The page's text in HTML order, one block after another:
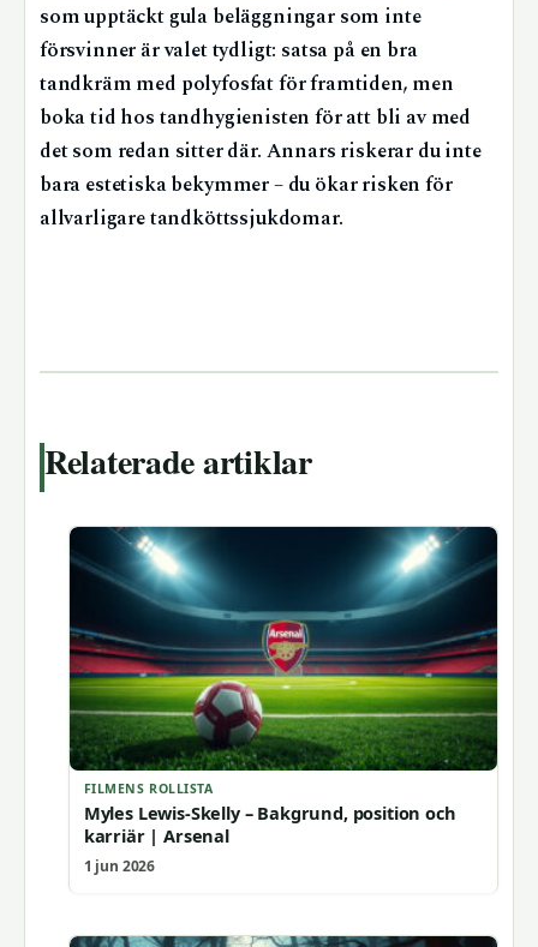
som upptäckt gula beläggningar som inte
försvinner är valet tydligt: satsa på en bra
tandkräm med polyfosfat för framtiden, men
boka tid hos tandhygienisten för att bli av med
det som redan sitter där. Annars riskerar du inte
bara estetiska bekymmer – du ökar risken för
allvarligare tandköttssjukdomar.
Relaterade artiklar
FILMENS ROLLISTA
Myles Lewis-Skelly – Bakgrund, position och
karriär | Arsenal
1 jun 2026